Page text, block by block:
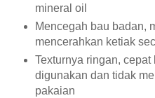
mineral oil
Mencegah bau badan,
mencerahkan ketiak
Texturnya ringan,
digunakan dan tidak
pakaian